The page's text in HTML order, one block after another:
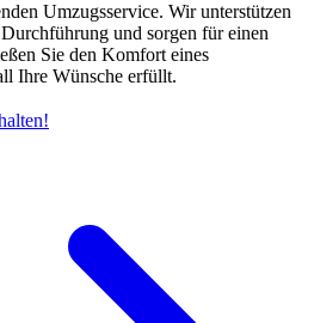
Umzugsservice. Wir unterstützen
und sorgen für einen
Sie den Komfort eines
Ihre Wünsche erfüllt.